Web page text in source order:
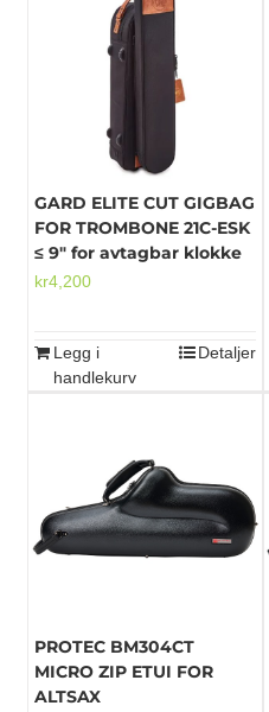
GARD ELITE CUT GIGBAG
FOR TROMBONE 21C-ESK
≤ 9″ for avtagbar klokke
kr4,200
Legg i
handlekurv
Detaljer
PROTEC BM304CT
MICRO ZIP ETUI FOR
ALTSAX